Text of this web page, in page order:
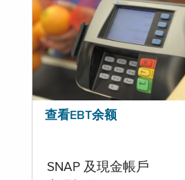
查看EBT余额
SNAP 及現金帳戶